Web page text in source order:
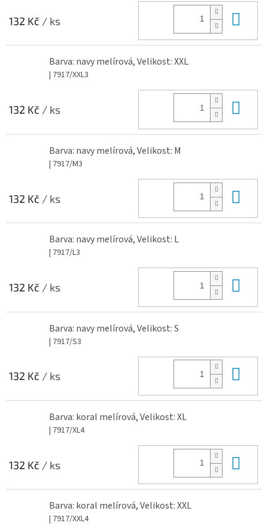
132 Kč / ks
Barva: navy melírová, Velikost: XXL
| 7917/XXL3
132 Kč / ks
Barva: navy melírová, Velikost: M
| 7917/M3
132 Kč / ks
Barva: navy melírová, Velikost: L
| 7917/L3
132 Kč / ks
Barva: navy melírová, Velikost: S
| 7917/S3
132 Kč / ks
Barva: koral melírová, Velikost: XL
| 7917/XL4
132 Kč / ks
Barva: koral melírová, Velikost: XXL
| 7917/XXL4